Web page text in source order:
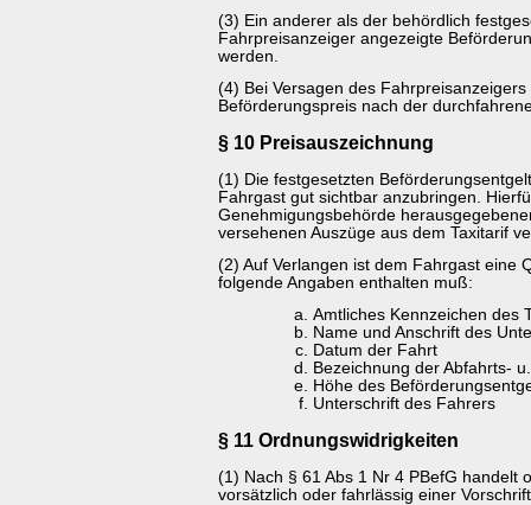
(3) Ein anderer als der behördlich
Fahrpreisanzeiger angezeigte
werden.
(4) Bei Versagen des
Beförderungspreis nach der
§ 10 Preisauszeichnung
(1) Die festgesetzten
Fahrgast gut sichtbar anzubringen.
Genehmigungsbehörde
versehenen Auszüge aus dem Taxitarif
(2) Auf Verlangen ist dem Fahrgast eine
folgende Angaben enthalten muß:
Amtliches Kennzeichen des
Name und Anschrift des
Datum der Fahrt
Bezeichnung der Abfahrts-
Höhe des
Unterschrift des Fahrers
§ 11 Ordnungswidrigkeiten
(1) Nach § 61 Abs 1 Nr 4 PBefG handelt
vorsätzlich oder fahrlässig einer